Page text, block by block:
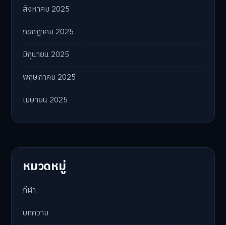
สิงหาคม 2025
กรกฎาคม 2025
มิถุนายน 2025
พฤษภาคม 2025
เมษายน 2025
หมวดหมู่
กีฬา
บทความ